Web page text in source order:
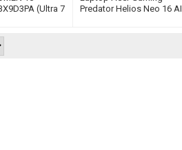
(Ultra 7
| Đen)
Predator Helios Neo 16 AI